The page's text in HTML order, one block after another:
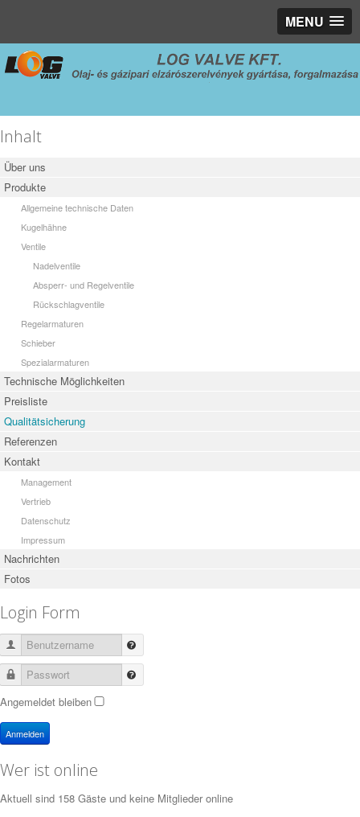
MENU
Inhalt
Über uns
Produkte
Allgemeine technische Daten
Kugelhähne
Ventile
Nadelventile
Absperr- und Regelventile
Rückschlagventile
Regelarmaturen
Schieber
Spezialarmaturen
Technische Möglichkeiten
Preisliste
Qualitätsicherung
Referenzen
Kontakt
Management
Vertrieb
Datenschutz
Impressum
Nachrichten
Fotos
Login Form
Benutzername
Passwort
Angemeldet bleiben
Anmelden
Wer ist online
Aktuell sind 158 Gäste und keine Mitglieder online